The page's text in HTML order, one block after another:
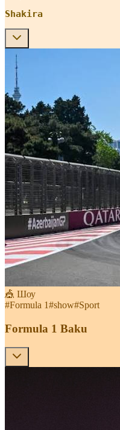
Shakira
🎪 Шоу
#Formula 1#show#Sport
Formula 1 Baku